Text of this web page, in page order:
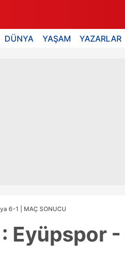
DÜNYA YAŞAM YAZARLAR
6-1 | MAÇ SONUCU
Eyüpspor -